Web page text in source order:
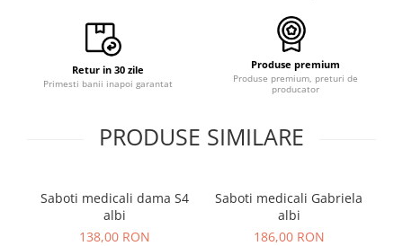
Retur in 30 zile
Primesti banii inapoi garantat
Produse premium
Produse premium, preturi de
producator
PRODUSE SIMILARE
Saboti medicali dama S4
albi
138,00 RON
Saboti medicali Gabriela
albi
186,00 RON